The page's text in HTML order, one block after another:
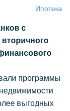
Ипотека
с
программы
выгодных